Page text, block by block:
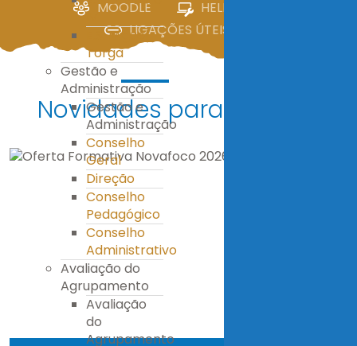
IV
E.S. Miguel
Torga
Gestão e
Administração
Gestão e
Administração
Conselho
Geral
Direção
Conselho
Pedagógico
Conselho
Administrativo
Avaliação do
Agrupamento
Avaliação
do
Agrupamento
MOODLE
HELPDESK
LIGAÇÕES ÚTEIS
Novidades para ti!